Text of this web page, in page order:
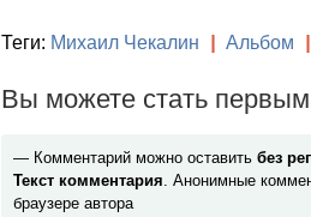
Теги: Михаил Чекалин Альбом
Вы можете стать
— Комментарий можно оставить без
Текст комментария. Анонимные
браузере автора